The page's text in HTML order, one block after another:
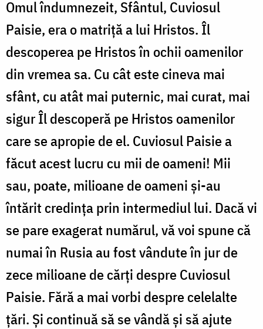
Omul îndumnezeit, Sfântul, Cuviosul
Paisie, era o matriţă a lui Hristos. Îl
descoperea pe Hristos în ochii oamenilor
din vremea sa. Cu cât este cineva mai
sfânt, cu atât mai puternic, mai curat, mai
sigur Îl descoperă pe Hristos oamenilor
care se apropie de el. Cuviosul Paisie a
făcut acest lucru cu mii de oameni! Mii
sau, poate, milioane de oameni şi-au
întărit credinţa prin intermediul lui. Dacă vi
se pare exagerat numărul, vă voi spune că
numai în Rusia au fost vândute în jur de
zece milioane de cărţi despre Cuviosul
Paisie. Fără a mai vorbi despre celelalte
ţări. Şi continuă să se vândă şi să ajute